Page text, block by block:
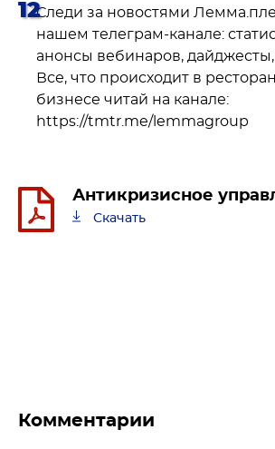
Следи за новостями
нашем телеграм-канале:
анонсы вебинаров,
Все, что происходит в
бизнесе читай на канале:
https://tmtr.me/lemmagroup
Антикризисное
Скачать
Комментарии